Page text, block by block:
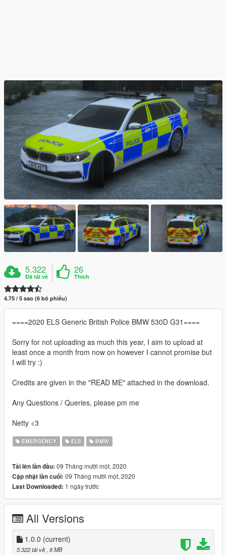
5.322
Đã tải về
26
Thích
4.75 / 5 sao (6 bỏ phiếu)
====2020 ELS Generic British Police BMW 530D G31====
Sorry for not uploading as much this year, I aim to upload at
least once a month from now on however I cannot promise but
I will try :)
Credits are given in the "READ ME" attached in the download.
Any Questions / Queries, please pm me
Netty <3
EMERGENCY ELS BMW
Tải lên lần đầu: 09 Tháng mười một, 2020
Cập nhật lần cuối: 09 Tháng mười một, 2020
Last Downloaded: 1 ngày trước
All Versions
1.0.0 (current)
5.322 tải về, 8 MB